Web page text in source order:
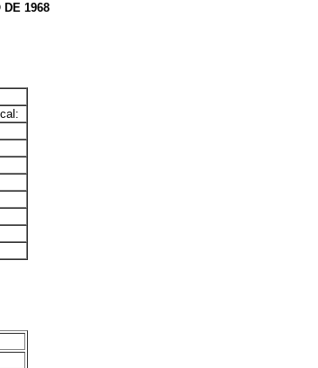
DE 1968